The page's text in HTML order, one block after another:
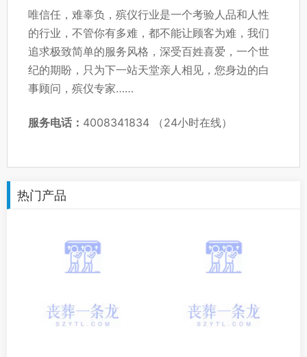
唯信任，难辜负，殡仪行业是一个考验人品和人性
的行业，不管你有多难，都不能让顾客为难，我们
追求极致简单的服务风格，深受百姓喜爱，一个世
纪的期盼，只为下一站天堂亲人相见，您身边的白
事顾问，殡仪专家……
服务电话： 4008341834 （24小时在线）
热门产品